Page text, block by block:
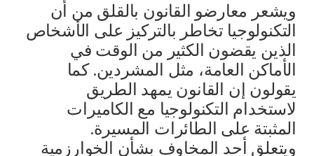
ويشعر معارضو القانون بالقلق من أن
التكنولوجيا تخاطر بالتركيز على الأشخاص
الذين يقضون الكثير من الوقت في
الأماكن العامة، مثل المشردين. كما
يقولون إن القانون يمهد الطريق
لاستخدام التكنولوجيا مع الكاميرات
المثبتة على الطائرات المسيرة.
ويتعلق أحد المخاوف بشأن الخوارزمية